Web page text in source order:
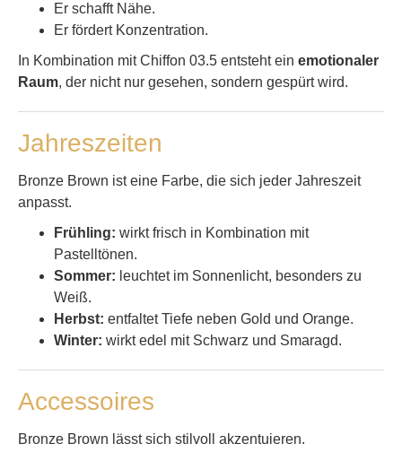
Er schafft Nähe.
Er fördert Konzentration.
In Kombination mit Chiffon 03.5 entsteht ein emotionaler
Raum, der nicht nur gesehen, sondern gespürt wird.
Jahreszeiten
Bronze Brown ist eine Farbe, die sich jeder Jahreszeit
anpasst.
Frühling: wirkt frisch in Kombination mit
Pastelltönen.
Sommer: leuchtet im Sonnenlicht, besonders zu
Weiß.
Herbst: entfaltet Tiefe neben Gold und Orange.
Winter: wirkt edel mit Schwarz und Smaragd.
Accessoires
Bronze Brown lässt sich stilvoll akzentuieren.